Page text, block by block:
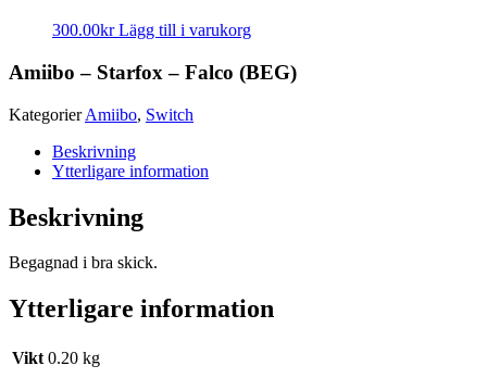
300.00kr Lägg till i varukorg
Amiibo – Starfox – Falco (BEG)
Kategorier Amiibo, Switch
Beskrivning
Ytterligare information
Beskrivning
Begagnad i bra skick.
Ytterligare information
Vikt 0.20 kg